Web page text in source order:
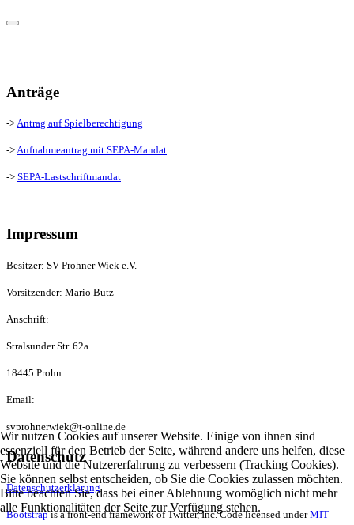
Anträge
->Antrag auf Spielberechtigung
->Aufnahmeantrag mit SEPA-Mandat
-> SEPA-Lastschriftmandat
Impressum
Besitzer: SV Prohner Wiek e.V.
Vorsitzender: Mario Butz
Anschrift:
Stralsunder Str. 62a
18445 Prohn
Email:
svprohnerwiek@t-online.de
Datenschutz
Datenschutzerklärung
Bootstrapis a front-end framework of Twitter, Inc. Code licensed underMIT
Wir nutzen Cookies auf unserer Website. Einige von ihnen sind
essenziell für den Betrieb der Seite, während andere uns helfen, diese
Website und die Nutzererfahrung zu verbessern (Tracking Cookies).
Sie können selbst entscheiden, ob Sie die Cookies zulassen möchten.
Bitte beachten Sie, dass bei einer Ablehnung womöglich nicht mehr
alle Funktionalitäten der Seite zur Verfügung stehen.